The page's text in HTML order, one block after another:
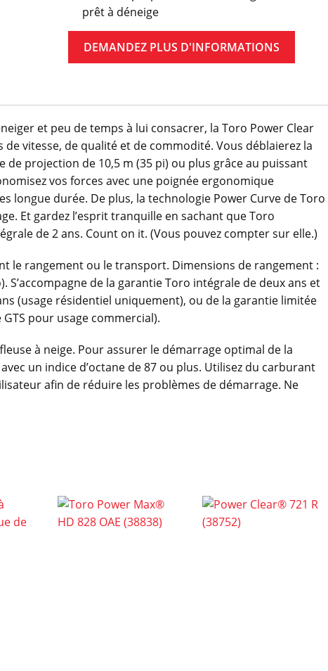
prêt à déneige
DEMANDEZ PLUS D'INFORMATIONS
et peu de temps à lui consacrer, la Toro Power Clear
vitesse, de qualité et de commodité. Vous déblaierez la
de projection de 10,5 m (35 pi) ou plus grâce au puissant
vos forces avec une poignée ergonomique
longue durée. De plus, la technologie Power Curve de Toro
Et gardez l’esprit tranquille en sachant que Toro
de 2 ans. Count on it. (Vous pouvez compter sur elle.)
le rangement ou le transport. Dimensions de rangement :
S’accompagne de la garantie Toro intégrale de deux ans et
(usage résidentiel uniquement), ou de la garantie limitée
pour usage commercial).
à neige. Pour assurer le démarrage optimal de la
un indice d’octane de 87 ou plus. Utilisez du carburant
afin de réduire les problèmes de démarrage. Ne